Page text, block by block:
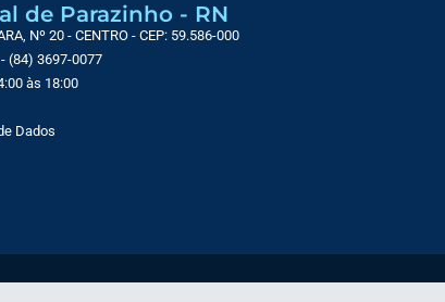
de Parazinho - RN
Nº 20 - CENTRO - CEP: 59.586-000
(84) 3697-0077
às 18:00
Dados